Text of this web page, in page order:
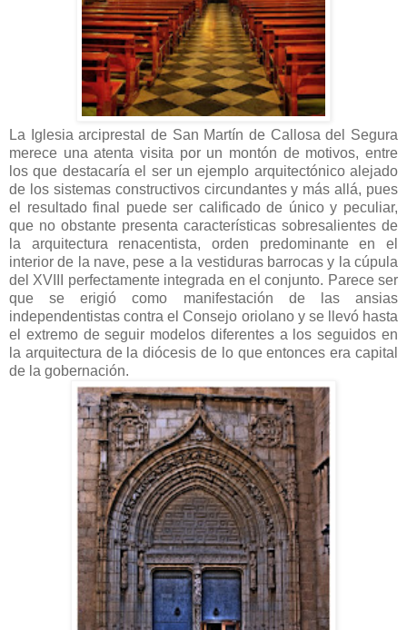
La Iglesia arciprestal de San Martín de Callosa del Segura
merece una atenta visita por un montón de motivos, entre
los que destacaría el ser un ejemplo arquitectónico alejado
de los sistemas constructivos circundantes y más allá, pues
el resultado final puede ser calificado de único y peculiar,
que no obstante presenta características sobresalientes de
la arquitectura renacentista, orden predominante en el
interior de la nave, pese a la vestiduras barrocas y la cúpula
del XVIII perfectamente integrada en el conjunto. Parece ser
que se erigió como manifestación de las ansias
independentistas contra el Consejo oriolano y se llevó hasta
el extremo de seguir modelos diferentes a los seguidos en
la arquitectura de la diócesis de lo que entonces era capital
de la gobernación.